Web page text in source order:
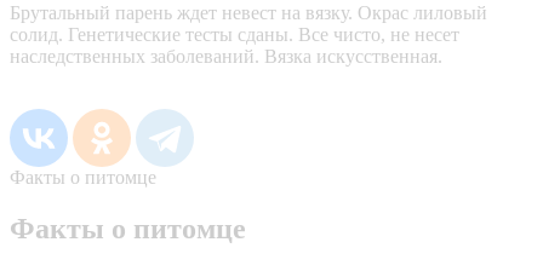
Брутальный парень ждет невест на вязку. Окрас лиловый
солид. Генетические тесты сданы. Все чисто, не несет
наследственных заболеваний. Вязка искусственная.
Факты о питомце
Факты о питомце